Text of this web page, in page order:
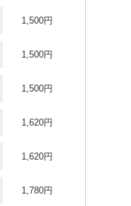
1,500円
1,500円
1,500円
1,620円
1,620円
1,780円